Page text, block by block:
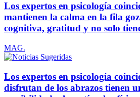
Los expertos en psicología
mantienen la calma en la fila
cognitiva, gratitud y no solo
MAG.
Los expertos en psicología
disfrutan de los abrazos tienen